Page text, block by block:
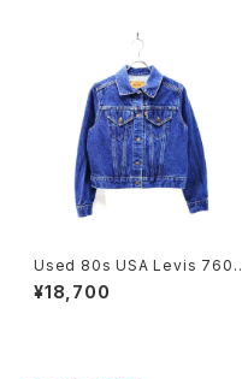
Used 80s USA Levis 7600
1 Girls Denim Tracker Jack
et Size XS 相当 古着
¥18,700